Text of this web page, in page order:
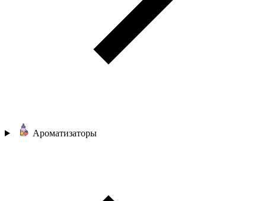
Ароматизаторы